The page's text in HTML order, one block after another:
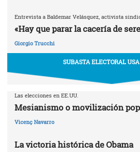
Entrevista a Baldemar Velásquez, activista
«Hay que parar la cacería de
Giorgio Trucchi
SUBASTA ELECTORAL
Las elecciones en EE.UU.
Mesianismo o movilización
Vicenç Navarro
La victoria histórica de Obama